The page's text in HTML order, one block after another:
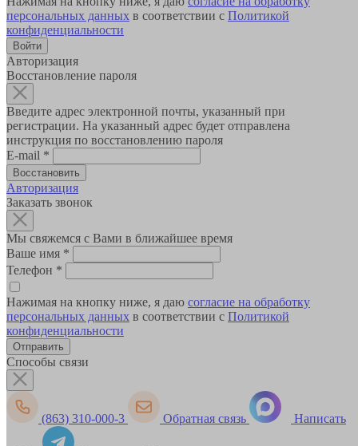
персональных данных в соответствии с Политикой
конфиденциальности
Авторизация
Восстановление пароля
Введите адрес электронной почты, указанный при
регистрации. На указанный адрес будет отправлена
инструкция по восстановлению пароля
E-mail *
Авторизация
Заказать звонок
Мы свяжемся с Вами в ближайшее время
Ваше имя *
Телефон *
Нажимая на кнопку ниже, я даю согласие на обработку
персональных данных в соответствии с Политикой
конфиденциальности
Способы связи
(863) 310-000-3 Обратная связь Написать